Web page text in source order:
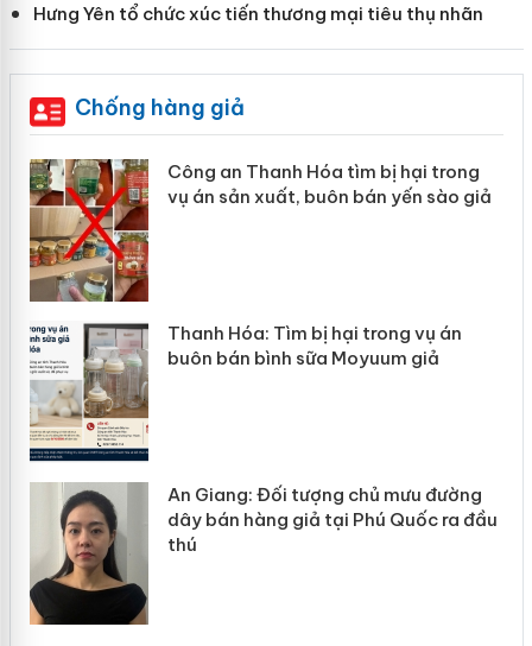
Hưng Yên tổ chức xúc tiến thương mại tiêu thụ nhãn
Chống hàng giả
Công an Thanh Hóa tìm bị hại trong
vụ án sản xuất, buôn bán yến sào giả
Thanh Hóa: Tìm bị hại trong vụ án
buôn bán bình sữa Moyuum giả
An Giang: Đối tượng chủ mưu đường
dây bán hàng giả tại Phú Quốc ra đầu
thú